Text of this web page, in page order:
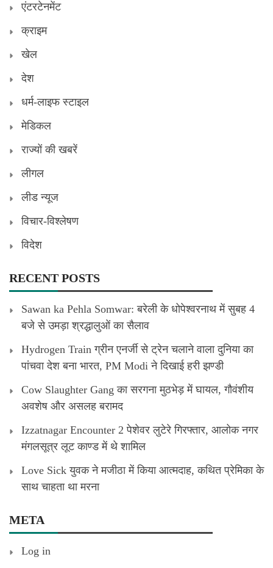
एंटरटेनमेंट
क्राइम
खेल
देश
धर्म-लाइफ स्टाइल
मेडिकल
राज्यों की खबरें
लीगल
लीड न्यूज
विचार-विश्लेषण
विदेश
RECENT POSTS
Sawan ka Pehla Somwar: बरेली के धोपेश्वरनाथ में सुबह 4
बजे से उमड़ा श्रद्धालुओं का सैलाव
Hydrogen Train ग्रीन एनर्जी से ट्रेन चलाने वाला दुनिया का
पांचवा देश बना भारत, PM Modi ने दिखाई हरी झण्डी
Cow Slaughter Gang का सरगना मुठभेड़ में घायल, गौवंशीय
अवशेष और असलह बरामद
Izzatnagar Encounter 2 पेशेवर लुटेरे गिरफ्तार, आलोक नगर
मंगलसूत्र लूट काण्‍ड में थे शामिल
Love Sick युवक ने मजीठा में किया आत्मदाह, कथित प्रेमिका के
साथ चाहता था मरना
META
Log in